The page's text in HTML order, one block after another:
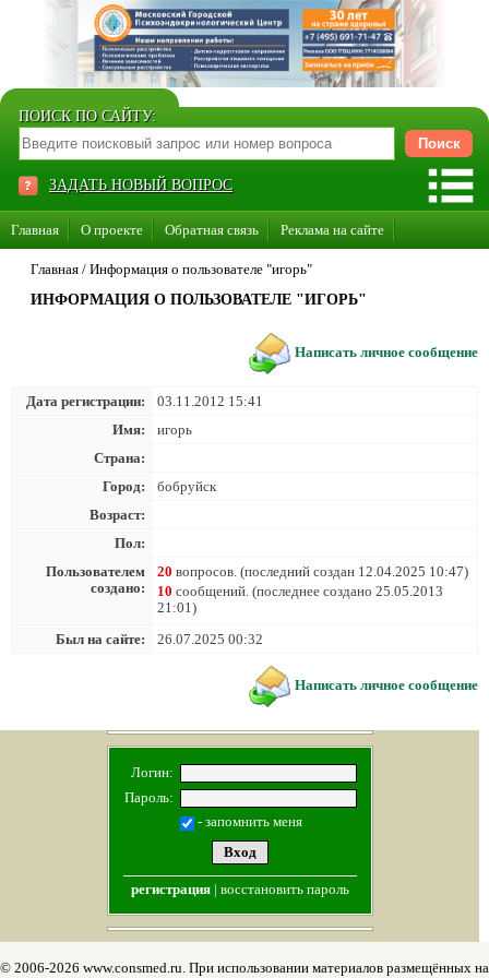
ПОИСК ПО САЙТУ:
ЗАДАТЬ НОВЫЙ ВОПРОС
Главная О проекте Обратная связь Реклама на сайте
Стать консультантом нашего сайта
Суперакция «Каждому врачу свой сайт»
Главная / Информация о пользователе "игорь"
ИНФОРМАЦИЯ О ПОЛЬЗОВАТЕЛЕ "ИГОРЬ"
Написать личное сообщение
Дата регистрации:
03.11.2012 15:41
Имя:
игорь
Страна:
Город:
бобруйск
Возраст:
Пол:
Пользователем
создано:
20 вопросов. (последний создан 12.04.2025 10:47)
10 сообщений. (последнее создано 25.05.2013
21:01)
Был на сайте:
26.07.2025 00:32
Написать личное сообщение
Логин:
Пароль:
- запомнить меня
регистрация| восстановить пароль
© 2006-2026 www.consmed.ru. При использовании материалов размещённых на